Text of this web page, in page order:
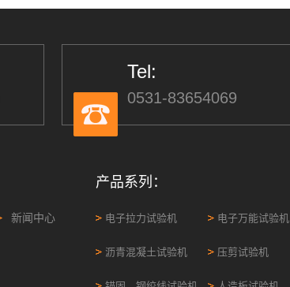
Tel:
0531-83654069
新闻中心
产品系列：
电子拉力试验机 电子万能试验机
沥青混凝土试验机 压剪试验机